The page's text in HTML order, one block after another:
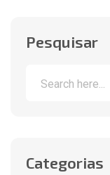
Pesquisar
Categorias